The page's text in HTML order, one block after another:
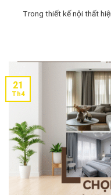
Trong thiết kế nội thất
21
Th4